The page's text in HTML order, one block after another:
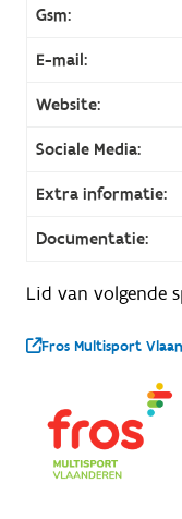
Gsm:
E-mail:
Website:
Sociale Media:
Extra informatie:
Documentatie:
Lid van volgende
Fros Multisport